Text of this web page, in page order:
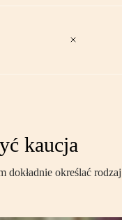
kaucja
określać rodzaj